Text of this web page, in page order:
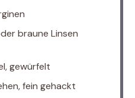
braune Linsen
gewürfelt
fein gehackt